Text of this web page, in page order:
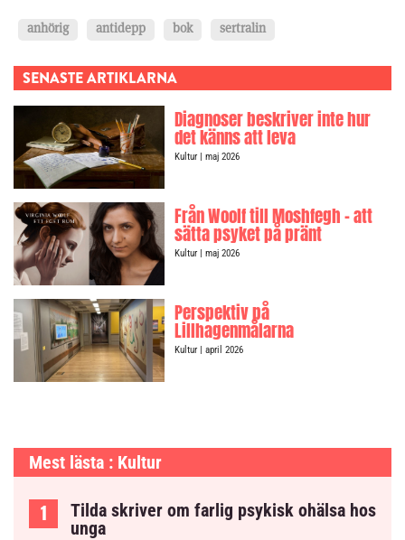
anhörig antidepp bok sertralin
SENASTE ARTIKLARNA
Diagnoser beskriver inte hur
det känns att leva
Kultur| maj 2026
Från Woolf till Moshfegh – att
sätta psyket på pränt
Kultur| maj 2026
Perspektiv på
Lillhagenmålarna
Kultur| april 2026
Mest lästa : Kultur
Tilda skriver om farlig psykisk ohälsa hos
unga